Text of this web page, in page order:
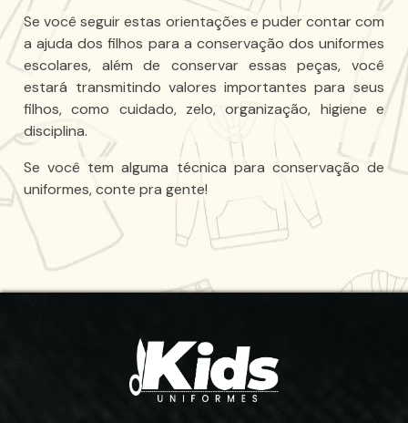
Se você seguir estas orientações e puder contar com
a ajuda dos filhos para a conservação dos uniformes
escolares, além de conservar essas peças, você
estará transmitindo valores importantes para seus
filhos, como cuidado, zelo, organização, higiene e
disciplina.
Se você tem alguma técnica para conservação de
uniformes, conte pra gente!